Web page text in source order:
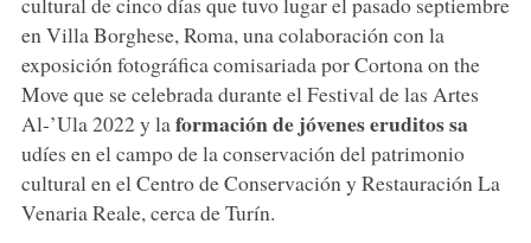
en Villa Borghese, Roma, una colaboración con la
exposición fotográfica comisariada por Cortona on the
Move que se celebrada durante el Festival de las Artes
Al-’Ula 2022 y la formación de jóvenes eruditos sa
udíes en el campo de la conservación del patrimonio
cultural en el Centro de Conservación y Restauración La
Venaria Reale, cerca de Turín.